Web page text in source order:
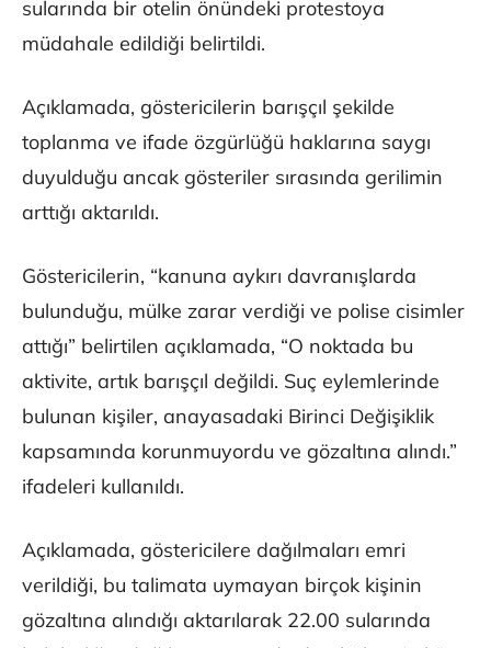
sularında bir otelin önündeki protestoya
müdahale edildiği belirtildi.
Açıklamada, göstericilerin barışçıl şekilde
toplanma ve ifade özgürlüğü haklarına saygı
duyulduğu ancak gösteriler sırasında gerilimin
arttığı aktarıldı.
Göstericilerin, “kanuna aykırı davranışlarda
bulunduğu, mülke zarar verdiği ve polise cisimler
attığı” belirtilen açıklamada, “O noktada bu
aktivite, artık barışçıl değildi. Suç eylemlerinde
bulunan kişiler, anayasadaki Birinci Değişiklik
kapsamında korunmuyordu ve gözaltına alındı.”
ifadeleri kullanıldı.
Açıklamada, göstericilere dağılmaları emri
verildiği, bu talimata uymayan birçok kişinin
gözaltına alındığı aktarılarak 22.00 sularında